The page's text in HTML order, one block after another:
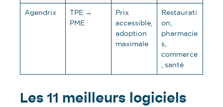
Agendrix
TPE →
PME
Prix
accessible,
adoption
maximale
Restaurati
on,
pharmacie
s,
commerce
, santé
Les 11 meilleurs logiciels